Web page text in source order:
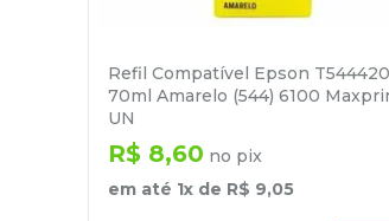
Refil Compatível Epson T544420
70ml Amarelo (544) 6100
UN
R$ 8,60 no pix
em até 1x de R$ 9,05